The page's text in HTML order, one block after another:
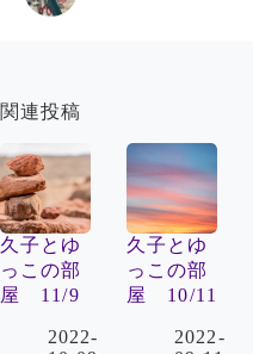
関連投稿
久子とゆ
っこの部
屋 11/9
2022-
久子とゆ
っこの部
屋 10/11
2022-